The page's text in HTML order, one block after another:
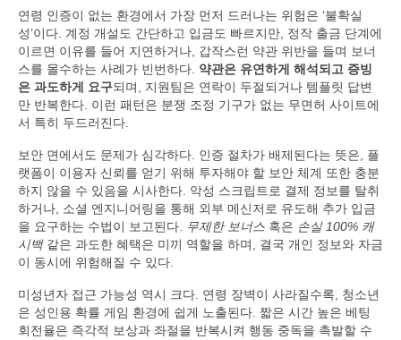
연령 인증이 없는 환경에서 가장 먼저 드러나는 위험은 ‘불확실
성’이다. 계정 개설도 간단하고 입금도 빠르지만, 정작 출금 단계에
이르면 이유를 들어 지연하거나, 갑작스런 약관 위반을 들며 보너
스를 몰수하는 사례가 빈번하다. 약관은 유연하게 해석되고 증빙
은 과도하게 요구되며, 지원팀은 연락이 두절되거나 템플릿 답변
만 반복한다. 이런 패턴은 분쟁 조정 기구가 없는 무면허 사이트에
서 특히 두드러진다.
보안 면에서도 문제가 심각하다. 인증 절차가 배제된다는 뜻은, 플
랫폼이 이용자 신뢰를 얻기 위해 투자해야 할 보안 체계 또한 충분
하지 않을 수 있음을 시사한다. 악성 스크립트로 결제 정보를 탈취
하거나, 소셜 엔지니어링을 통해 외부 메신저로 유도해 추가 입금
을 요구하는 수법이 보고된다. 무제한 보너스 혹은 손실 100% 캐
시백같은 과도한 혜택은 미끼 역할을 하며, 결국 개인 정보와 자금
이 동시에 위험해질 수 있다.
미성년자 접근 가능성 역시 크다. 연령 장벽이 사라질수록, 청소년
은 성인용 확률 게임 환경에 쉽게 노출된다. 짧은 시간 높은 베팅
회전율은 즉각적 보상과 좌절을 반복시켜 행동 중독을 촉발할 수